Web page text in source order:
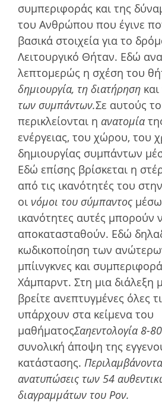
συµπεριφοράς και της
του Ανθρώπου που έγινε
βασικά στοιχεία για το
Λειτουργικό Θήταν. Εδώ
λεπτομερώς η σχέση του
δημιουργία, τη διατήρηση
των συμπάντων.Σε αυτούς
περικλείονται η ανατοµία
ενέργειας, του χώρου, του
δηµιουργίας συµπάντων
Εδώ επίσης βρίσκεται η
από τις ικανότητές του
οι νόµοι του σύµπαντος
ικανότητες αυτές µπορούν
αποκατασταθούν. Εδώ
κωδικοποίηση των
µπίινγκνες και
Χάμπαρντ. Στη µια διάλεξη
βρείτε ανεπτυγμένες όλες
υπάρχουν στα κείμενα του
µαθήµατοςΣαηεντολογία 8-
συνολική άποψη της
κατάστασης.
ανατυπώσεις των 54
διαγραµµάτων του Ρον.